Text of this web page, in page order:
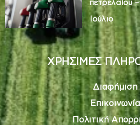
πετρελαίου
Ιούλιο
ΧΡΗΣΙΜΕΣ
Διαφήμιση
Επικοινωνία
Πολιτική